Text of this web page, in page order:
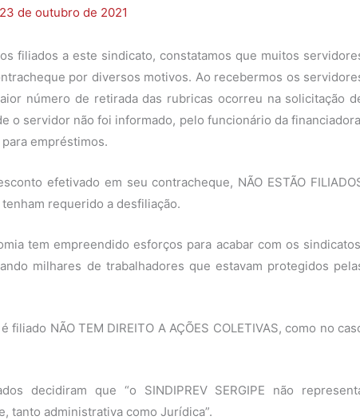
23 de outubro de 2021
filiados a este sindicato, constatamos que muitos
por diversos motivos. Ao recebermos os
número de retirada das rubricas ocorreu na solicitação
o servidor não foi informado, pelo funcionário da
empréstimos.
efetivado em seu contracheque, NÃO ESTÃO
tenham requerido a desfiliação.
tem empreendido esforços para acabar com os
milhares de trabalhadores que estavam protegidos
NÃO TEM DIREITO A AÇÕES COLETIVAS, como no
decidiram que “o SINDIPREV SERGIPE não
tanto administrativa como Jurídica”.